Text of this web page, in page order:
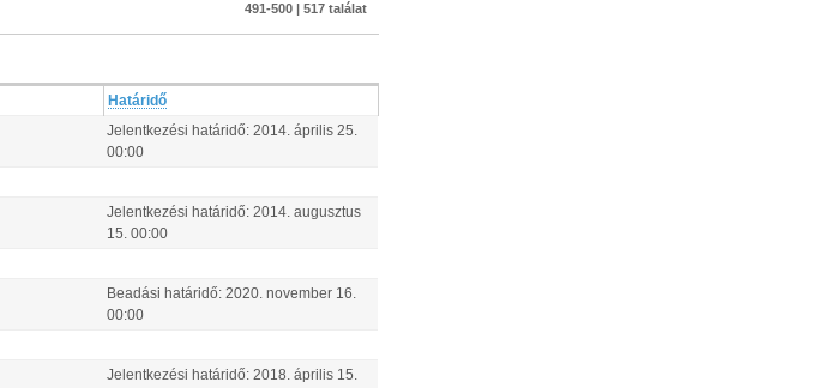
491-500 | 517 találat
Határidő
Jelentkezési határidő: 2014. április 25
00:00
Jelentkezési határidő: 2014. augusztus
15 00:00
Beadási határidő: 2020. november 16
00:00
Jelentkezési határidő: 2018. április 15